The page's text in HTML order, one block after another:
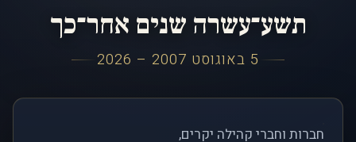
תשע־עשרה שנים אחר־כך
5 באוגוסט 2007 – 2026
חברות וחברי קהילה יקרים,